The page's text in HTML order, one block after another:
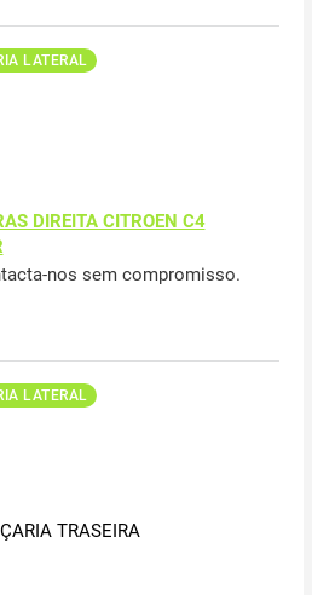
LATERAL
DIREITA CITROEN C4
nos sem compromisso.
LATERAL
TRASEIRA